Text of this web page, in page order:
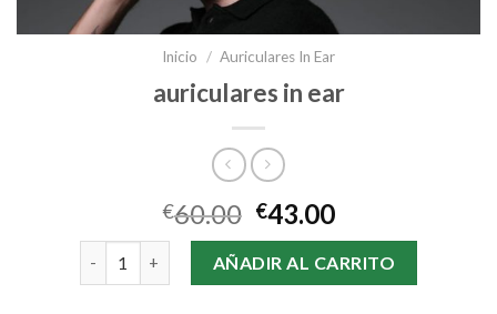
Inicio / Auriculares In Ear
auriculares in ear
€60.00 €43.00
auriculares in ear cantidadAÑADIR AL CARRITO